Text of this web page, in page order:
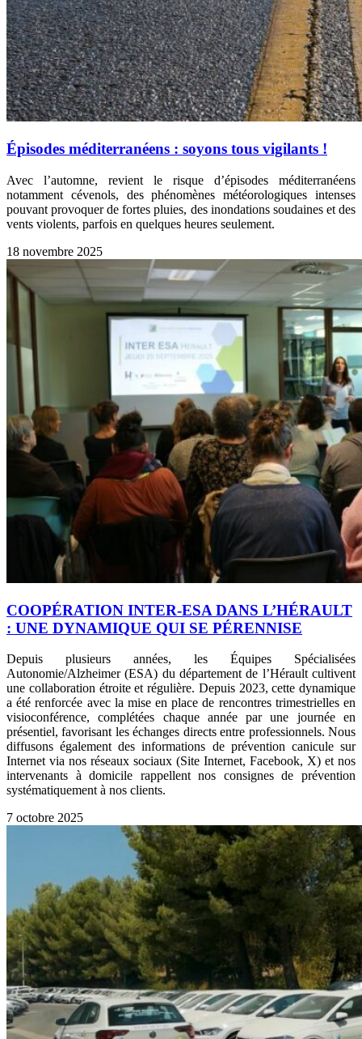
Épisodes méditerranéens : soyons tous vigilants !
Avec l’automne, revient le risque d’épisodes méditerranéens
notamment cévenols, des phénomènes météorologiques intenses
pouvant provoquer de fortes pluies, des inondations soudaines et des
vents violents, parfois en quelques heures seulement.
18 novembre 2025
COOPÉRATION INTER-ESA DANS L’HÉRAULT
: UNE DYNAMIQUE QUI SE PÉRENNISE
Depuis plusieurs années, les Équipes Spécialisées
Autonomie/Alzheimer (ESA) du département de l’Hérault cultivent
une collaboration étroite et régulière. Depuis 2023, cette dynamique
a été renforcée avec la mise en place de rencontres trimestrielles en
visioconférence, complétées chaque année par une journée en
présentiel, favorisant les échanges directs entre professionnels. Nous
diffusons également des informations de prévention canicule sur
Internet via nos réseaux sociaux (Site Internet, Facebook, X) et nos
intervenants à domicile rappellent nos consignes de prévention
systématiquement à nos clients.
7 octobre 2025